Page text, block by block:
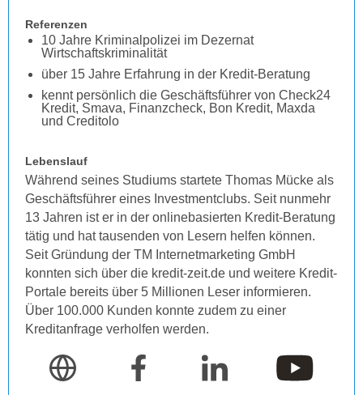
Referenzen
10 Jahre Kriminalpolizei im Dezernat
Wirtschaftskriminalität
über 15 Jahre Erfahrung in der Kredit-Beratung
kennt persönlich die Geschäftsführer von Check24
Kredit, Smava, Finanzcheck, Bon Kredit, Maxda
und Creditolo
Lebenslauf
Während seines Studiums startete Thomas Mücke als
Geschäftsführer eines Investmentclubs. Seit nunmehr
13 Jahren ist er in der onlinebasierten Kredit-Beratung
tätig und hat tausenden von Lesern helfen können.
Seit Gründung der TM Internetmarketing GmbH
konnten sich über die kredit-zeit.de und weitere Kredit-
Portale bereits über 5 Millionen Leser informieren.
Über 100.000 Kunden konnte zudem zu einer
Kreditanfrage verholfen werden.